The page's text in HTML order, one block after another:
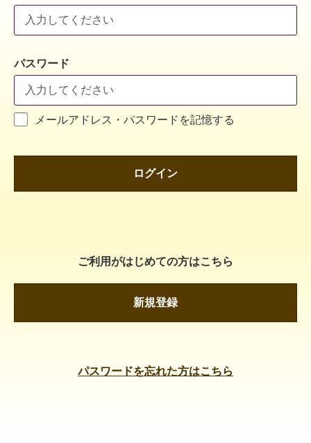
パスワード
メールアドレス・パスワードを記憶する
ログイン
ご利用がはじめての方はこちら
新規登録
パスワードを忘れた方はこちら